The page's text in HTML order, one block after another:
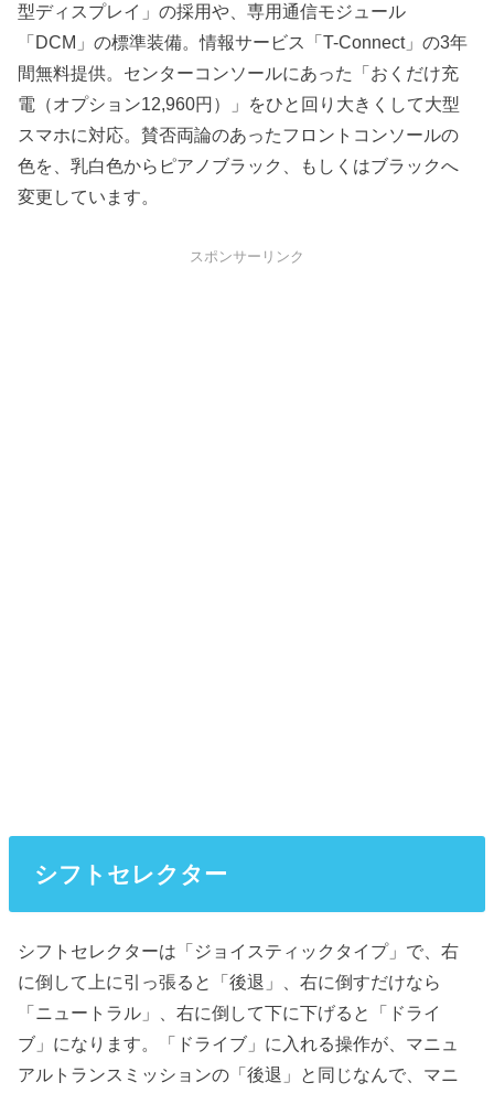
型ディスプレイ」の採用や、専用通信モジュール
「DCM」の標準装備。情報サービス「T-Connect」の3年
間無料提供。センターコンソールにあった「おくだけ充
電（オプション12,960円）」をひと回り大きくして大型
スマホに対応。賛否両論のあったフロントコンソールの
色を、乳白色からピアノブラック、もしくはブラックへ
変更しています。
スポンサーリンク
シフトセレクター
シフトセレクターは「ジョイスティックタイプ」で、右
に倒して上に引っ張ると「後退」、右に倒すだけなら
「ニュートラル」、右に倒して下に下げると「ドライ
ブ」になります。「ドライブ」に入れる操作が、マニュ
アルトランスミッションの「後退」と同じなんで、マニ